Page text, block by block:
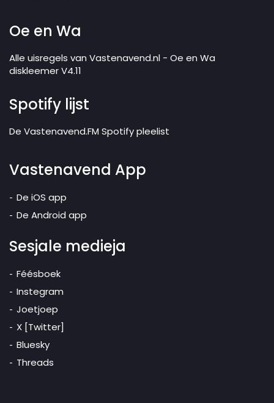
Oe en Wa
Alle uisregels van Vastenavend.nl - Oe en Wa
diskleemer V4.11
Spotify lijst
De Vastenavend.FM Spotify pleelist
Vastenavend App
De iOS app
De Android app
Sesjale medieja
Féésboek
Instegram
Joetjoep
X [Twitter]
Bluesky
Threads